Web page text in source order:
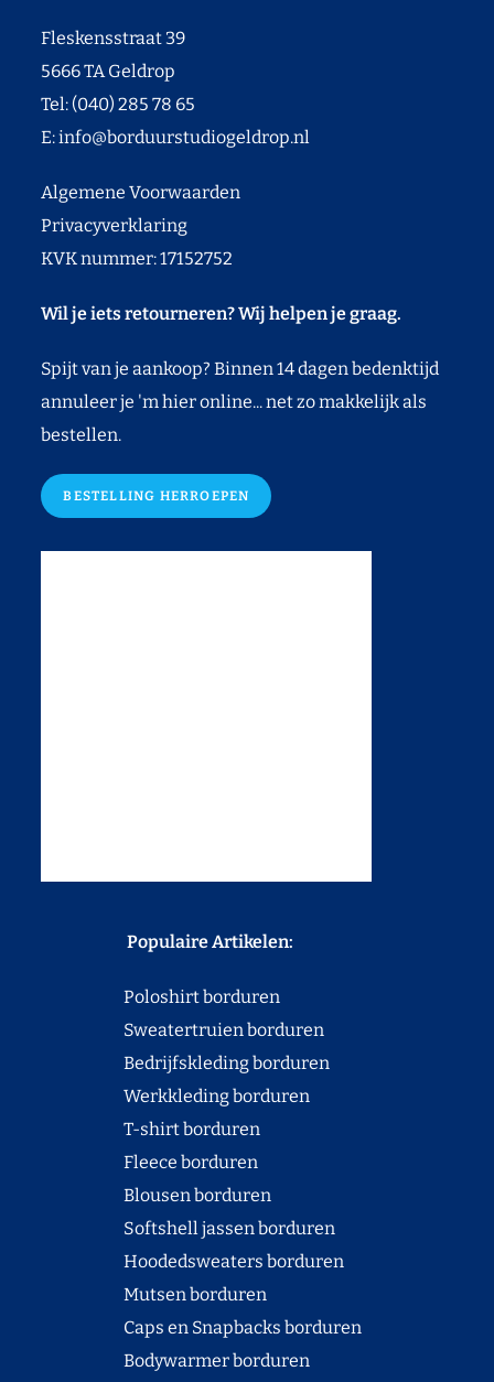
Fleskensstraat 39
5666 TA Geldrop
Tel: (040) 285 78 65
E:info@borduurstudiogeldrop.nl
Algemene Voorwaarden
Privacyverklaring
KVK nummer: 17152752
Wil je iets retourneren? Wij helpen je graag.
Spijt van je aankoop? Binnen 14 dagen bedenktijd
annuleer je 'm hier online... net zo makkelijk als
bestellen.
BESTELLING HERROEPEN
Populaire Artikelen:
Poloshirt borduren
Sweatertruien borduren
Bedrijfskleding borduren
Werkkleding borduren
T-shirt borduren
Fleece borduren
Blousen borduren
Softshell jassen borduren
Hoodedsweaters borduren
Mutsen borduren
Caps en Snapbacks borduren
Bodywarmer borduren